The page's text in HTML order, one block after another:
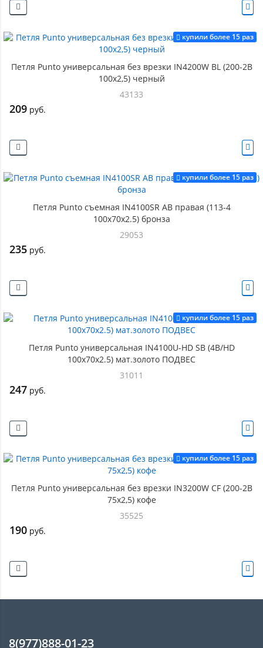
купили более 15 раз
Петля Punto универсальная без врезки IN4200W BL (200-2B
100x2,5) черный
43133
209 руб.
купили более 15 раз
Петля Punto съемная IN4100SR AB правая (113-4
100х70х2.5) бронза
29053
235 руб.
купили более 15 раз
Петля Punto универсальная IN4100U-HD SB (4B/HD
100х70х2.5) мат.золото ПОДВЕС
31011
247 руб.
купили более 15 раз
Петля Punto универсальная без врезки IN3200W CF (200-2B
75x2,5) кофе
35525
190 руб.
8(977)888-01-23